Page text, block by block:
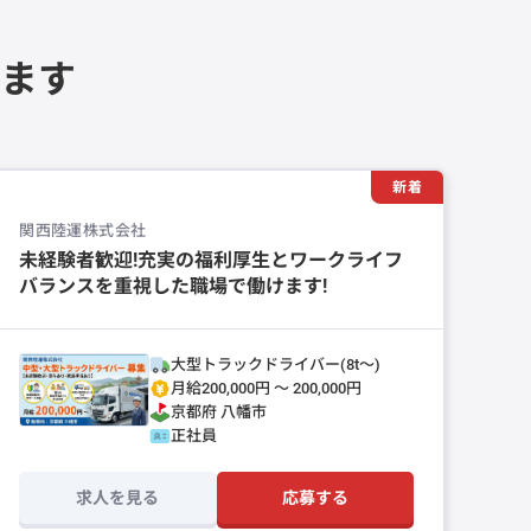
す
新着
関西陸運株式会社
未経験者歓迎!充実の福利厚生とワークライフ
バランスを重視した職場で働けます!
大型トラックドライバー(8t～)
月給200,000円 〜 200,000円
京都府 八幡市
正社員
求人を見る 応募する